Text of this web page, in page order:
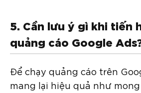
5. Cần lưu ý gì khi tiến
quảng cáo Google
Để chạy quảng cáo trên
mang lại hiệu quả như